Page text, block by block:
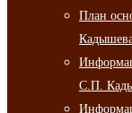
План
С.П.